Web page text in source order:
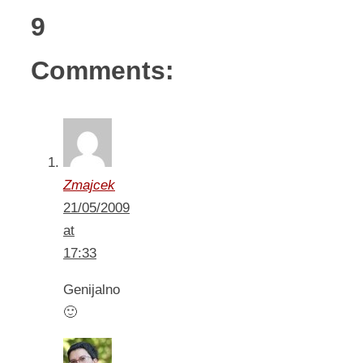
9
Comments:
Zmajcek
21/05/2009
at
17:33
Genijalno
🙂